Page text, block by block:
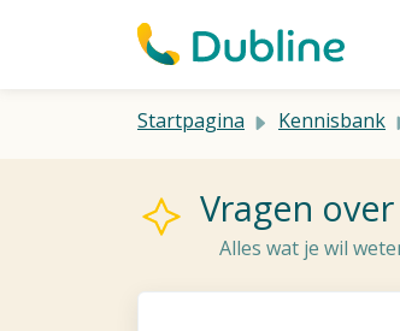
Startpagina Kennisbank
Vragen
Alles wat je wil